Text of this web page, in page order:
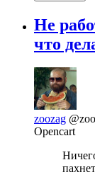
Не
что
zoozag
Opencart